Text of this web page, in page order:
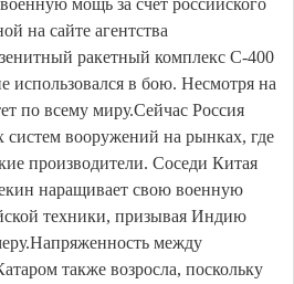
на сайте агентства
ракетный комплекс С-400
использовался в бою. Несмотря на
по всему миру.Сейчас Россия
систем вооружений на рынках, где
производители. Соседи Китая
наращивает свою военную
техники, призывая Индию
между
также возросла, поскольку